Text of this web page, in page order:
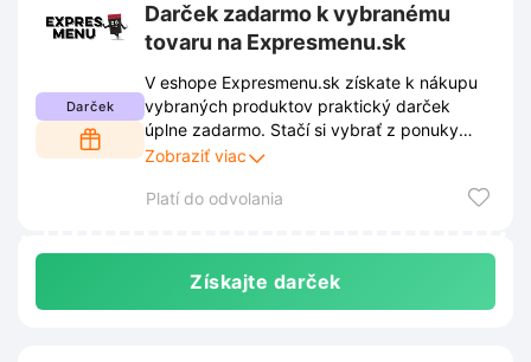
Darček
Darček zadarmo k vybranému
tovaru na Expresmenu.sk
V eshope Expresmenu.sk získate k nákupu
vybraných produktov praktický darček
úplne zadarmo. Stačí si vybrať z ponuky
označených jedál a bonus sa automaticky
príležitosť a spravte si radosť chutným
Zobraziť viac
Platí do odvolania
Získajte darček